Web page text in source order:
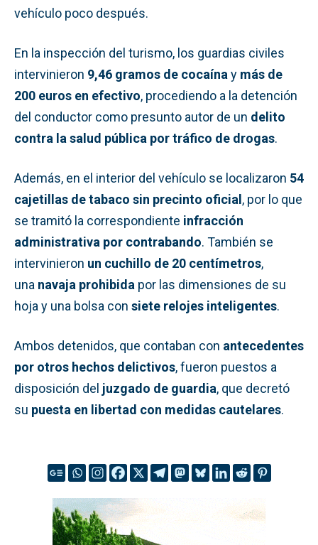
vehículo poco después.
En la inspección del turismo, los guardias civiles
intervinieron 9,46 gramos de cocaína y más de
200 euros en efectivo, procediendo a la detención
del conductor como presunto autor de un delito
contra la salud pública por tráfico de drogas.
Además, en el interior del vehículo se localizaron 54
cajetillas de tabaco sin precinto oficial, por lo que
se tramitó la correspondiente infracción
administrativa por contrabando. También se
intervinieron un cuchillo de 20 centímetros,
una navaja prohibida por las dimensiones de su
hoja y una bolsa con siete relojes inteligentes.
Ambos detenidos, que contaban con antecedentes
por otros hechos delictivos, fueron puestos a
disposición del juzgado de guardia, que decretó
su puesta en libertad con medidas cautelares.